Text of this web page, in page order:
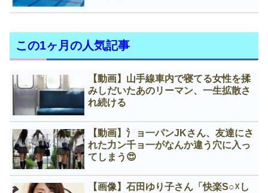
この1ヶ月の人気記事
【動画】山手線車内で寝てる女性を揉
みしだいたあのリーマン、一生拡散さ
れ続ける
【動画】氵ョ一パンJKさん、友達にさ
れた力ン千ョ一がなんか違う穴に入っ
てしまう😍
【画像】石田ゆり子さん「快楽S○☓し